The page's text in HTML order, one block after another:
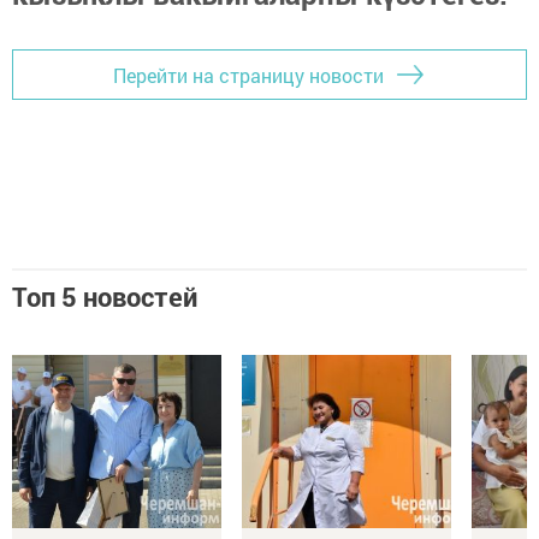
Перейти на страницу новости
Топ 5 новостей